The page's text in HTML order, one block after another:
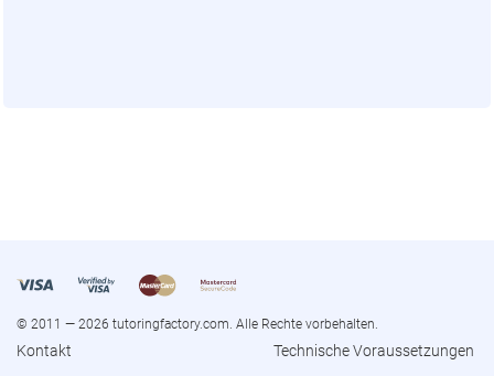
© 2011 — 2026 tutoringfactory.com. Alle Rechte vorbehalten.
Kontakt Technische Voraussetzungen